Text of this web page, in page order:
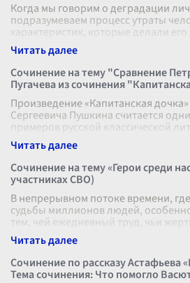
Когда мы говорим о деградации
подразумеваем процесс утраты
характеристик, которые делали
функциональным членом общества.
Сочинение на тему "Сравнение
Пугачева из сочинения
Произведение «Капитанская
Сергеевича Пушкина считается
примеров русской классической
произведении автор мастерски
Сочинение на тему «Герои среди
участниках СВО)
В непрерывном потоке времени,
судьбы миллионов людей,
тем, чей ежедневный труд, чьи
незамеченными большинст
Сочинение по рассказу Астафьева
Тема сочинения: Что помогло